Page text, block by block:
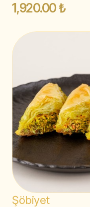
1,920.00 ₺
Şöbiyet